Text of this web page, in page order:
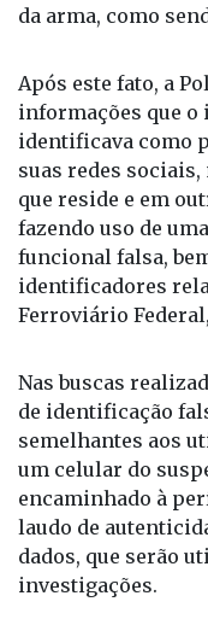
da arma, como
Após este fato, a
informações que o
identificava como
suas redes
que reside e em
fazendo uso de
funcional falsa,
identificadores
Ferroviário
Nas buscas
de identificação
semelhantes aos
um celular do
encaminhado à
laudo de
dados, que serão
investigações.